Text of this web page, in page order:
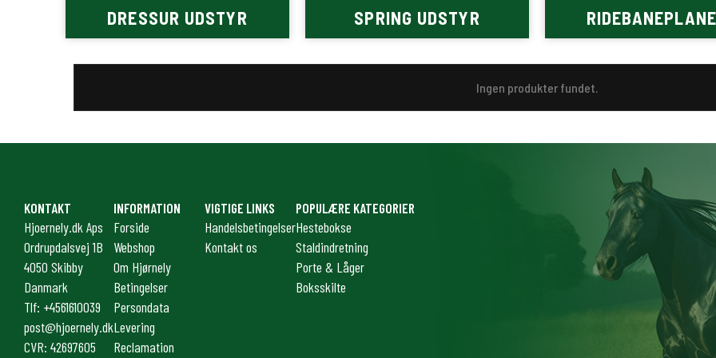
DRESSUR UDSTYR SPRING UDSTYR
Ingen produkter fundet.
KONTAKT
Hjoernely.dk Aps
Ordrupdalsvej 1B
4050 Skibby
Danmark
Tlf: +4561610039
post@hjoernely.dk
CVR: 42697605
INFORMATION
Forside
Webshop
Om Hjørnely
Betingelser
Persondata
Levering
Reclamation
VIGTIGE LINKS
Handelsbetingelser
Kontakt os
POPULÆRE KATEGORIER
Hestebokse
Staldindretning
Porte & Låger
Boksskilte